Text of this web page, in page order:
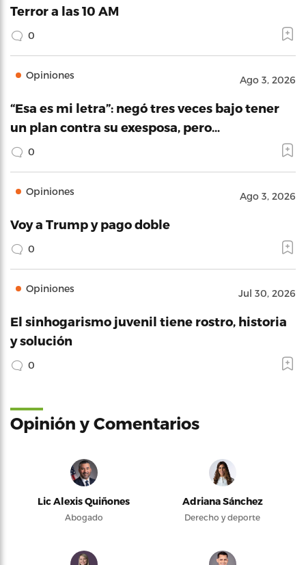
Terror a las 10 AM
0
Opiniones Ago 3, 2026
“Esa es mi letra”: negó tres veces bajo tener
un plan contra su exesposa, pero…
0
Opiniones Ago 3, 2026
Voy a Trump y pago doble
0
Opiniones Jul 30, 2026
El sinhogarismo juvenil tiene rostro, historia
y solución
0
Opinión y Comentarios
Lic Alexis Quiñones
Abogado
Adriana Sánchez
Derecho y deporte